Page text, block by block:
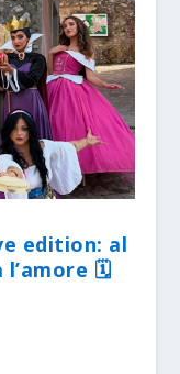
edition: al
l’amore 🗓